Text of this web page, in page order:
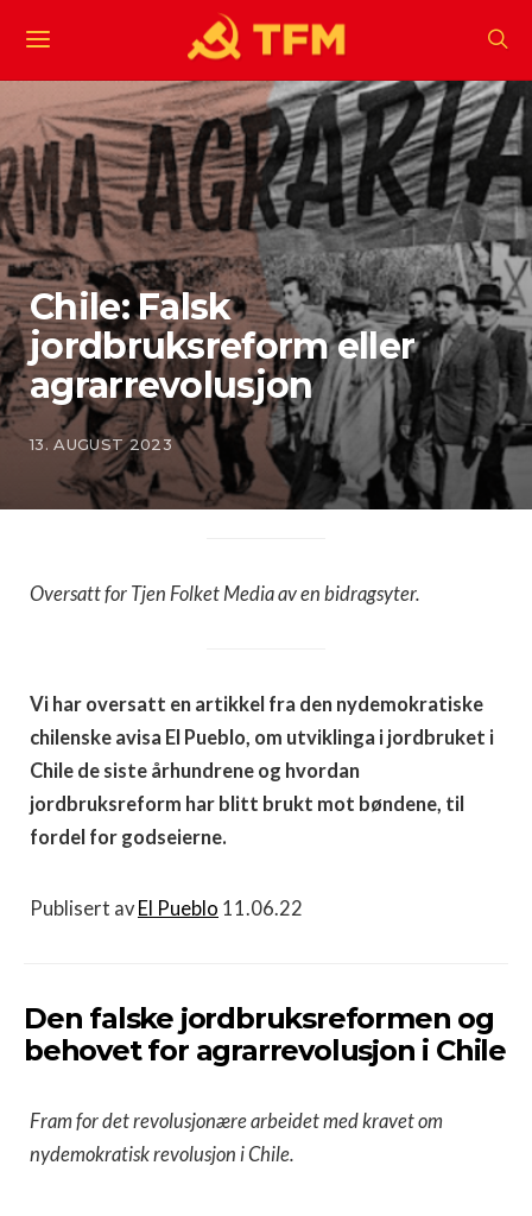
Chile: Falsk
jordbruksreform eller
agrarrevolusjon
13. AUGUST 2023
Oversatt for Tjen Folket Media av en bidragsyter.
Vi har oversatt en artikkel fra den nydemokratiske
chilenske avisa El Pueblo, om utviklinga i jordbruket i
Chile de siste århundrene og hvordan
jordbruksreform har blitt brukt mot bøndene, til
fordel for godseierne.
Publisert av El Pueblo 11.06.22
Den falske jordbruksreformen og
behovet for agrarrevolusjon i Chile
Fram for det revolusjonære arbeidet med kravet om
nydemokratisk revolusjon i Chile.